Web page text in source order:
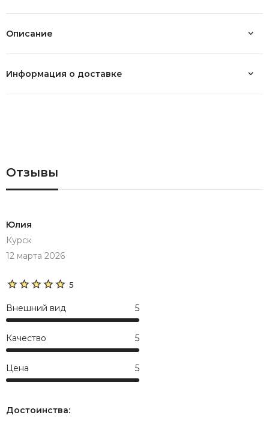
Описание
Информация о доставке
Отзывы
Юлия
Курск
12 марта 2026
5
Внешний вид 5
Качество 5
Цена 5
Достоинства: